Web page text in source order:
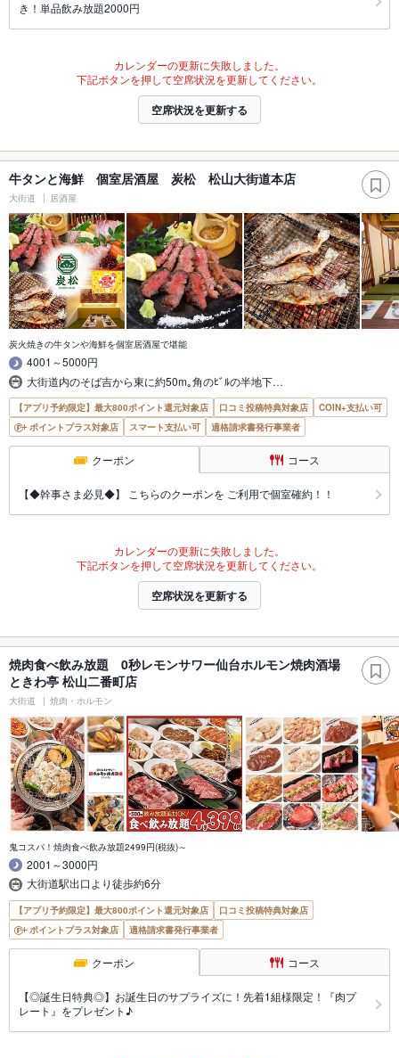
き！単品飲み放題2000円
カレンダーの更新に失敗しました。
下記ボタンを押して空席状況を更新してください。
空席状況を更新する
牛タンと海鮮 個室居酒屋 炭松 松山大街道本店
大街道 居酒屋
炭火焼きの牛タンや海鮮を個室居酒屋で堪能
4001～5000円
大街道内のそば吉から東に約50m｡角のﾋﾞﾙの半地下…
【アプリ予約限定】最大800ポイント還元対象店 口コミ投稿特典対象店
COIN+支払い可
ポイントプラス対象店
スマート支払い可 適格請求書発行事業者
クーポン コース
【◆幹事さま必見◆】 こちらのクーポンを ご利用で個室確約！！
カレンダーの更新に失敗しました。
下記ボタンを押して空席状況を更新してください。
空席状況を更新する
焼肉食べ飲み放題 0秒レモンサワー仙台ホルモン焼肉酒場
ときわ亭 松山二番町店
大街道 焼肉・ホルモン
鬼コスパ！焼肉食べ飲み放題2499円(税抜)～
2001～3000円
大街道駅出口より徒歩約6分
【アプリ予約限定】最大800ポイント還元対象店
口コミ投稿特典対象店
ポイントプラス対象店
適格請求書発行事業者
クーポン コース
【◎誕生日特典◎】お誕生日のサプライズに！先着1組様限定！『肉プ
レート』をプレゼント♪